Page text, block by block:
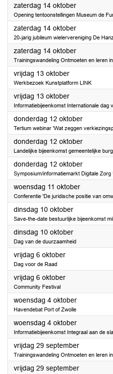
zaterdag 14 oktober2023
Opening tentoonstellingen Museum de
zaterdag 14 oktober2023
20-jarig jubileum wielervereniging De
zaterdag 14 oktober2023
Trainingswandeling Ontmoeten en leren
vrijdag 13 oktober2023
Werkbezoek Kunstplatform LINK
vrijdag 13 oktober2023
Informatiebijeenkomst Internationale dag
donderdag 12 oktober2023
Tertium webinar 'Wat zeggen
donderdag 12 oktober2023
Landelijke bijeenkomst gemeentelijke
donderdag 12 oktober2023
Symposium/informatiemarkt Digitale Zorg
woensdag 11 oktober2023
Conferentie 'De juridische positie van
dinsdag 10 oktober2023
Save-the-date bestuurlijke bijeenkomst
dinsdag 10 oktober2023
Dag van de duurzaamheid
vrijdag 6 oktober2023
Dag voor de Raad
vrijdag 6 oktober2023
Community Festival
woensdag 4 oktober2023
Havendebat Port of Zwolle
woensdag 4 oktober2023
Informatiebijeenkomst Integraal aan de
vrijdag 29 september2023
Trainingswandeling Ontmoeten en leren
vrijdag 29 september2023